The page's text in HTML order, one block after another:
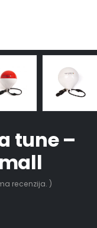
tune –
recenzija. )